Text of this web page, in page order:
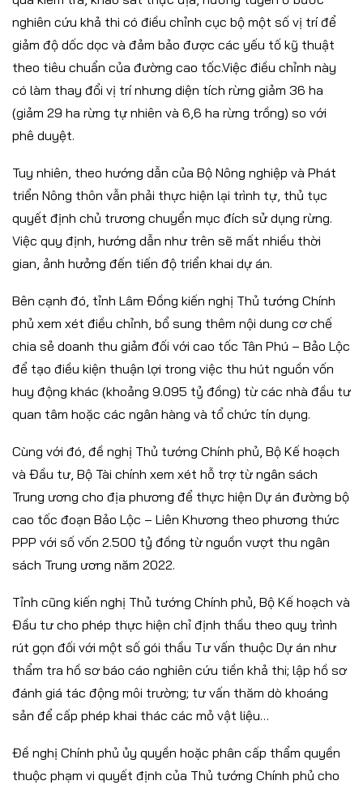
nghiên cứu khả thi có điều chỉnh cục bộ một số vị trí để
giảm độ dốc dọc và đảm bảo được các yếu tố kỹ thuật
theo tiêu chuẩn của đường cao tốc.Việc điều chỉnh này
có làm thay đổi vị trí nhưng diện tích rừng giảm 36 ha
(giảm 29 ha rừng tự nhiên và 6,6 ha rừng trồng) so với
phê duyệt.
Tuy nhiên, theo hướng dẫn của Bộ Nông nghiệp và Phát
triển Nông thôn vẫn phải thực hiện lại trình tự, thủ tục
quyết định chủ trương chuyển mục đích sử dụng rừng.
Việc quy định, hướng dẫn như trên sẽ mất nhiều thời
gian, ảnh hưởng đến tiến độ triển khai dự án.
Bên cạnh đó, tỉnh Lâm Đồng kiến nghị Thủ tướng Chính
phủ xem xét điều chỉnh, bổ sung thêm nội dung cơ chế
chia sẻ doanh thu giảm đối với cao tốc Tân Phú – Bảo Lộc
để tạo điều kiện thuận lợi trong việc thu hút nguồn vốn
huy động khác (khoảng 9.095 tỷ đồng) từ các nhà đầu tư
quan tâm hoặc các ngân hàng và tổ chức tín dụng.
Cùng với đó, đề nghị Thủ tướng Chính phủ, Bộ Kế hoạch
và Đầu tư, Bộ Tài chính xem xét hỗ trợ từ ngân sách
Trung ương cho địa phương để thực hiện Dự án đường bộ
cao tốc đoạn Bảo Lộc – Liên Khương theo phương thức
PPP với số vốn 2.500 tỷ đồng từ nguồn vượt thu ngân
sách Trung ương năm 2022.
Tỉnh cũng kiến nghị Thủ tướng Chính phủ, Bộ Kế hoạch và
Đầu tư cho phép thực hiện chỉ định thầu theo quy trình
rút gọn đối với một số gói thầu Tư vấn thuộc Dự án như
thẩm tra hồ sơ báo cáo nghiên cứu tiền khả thi; lập hồ sơ
đánh giá tác động môi trường; tư vấn thăm dò khoáng
sản để cấp phép khai thác các mỏ vật liệu…
Đề nghị Chính phủ ủy quyền hoặc phân cấp thẩm quyền
thuộc phạm vi quyết định của Thủ tướng Chính phủ cho